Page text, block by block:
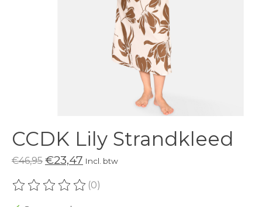
CCDK Lily Strandkleed
€46,95 €23,47 Incl. btw
De beoordeling van dit product is
(0)